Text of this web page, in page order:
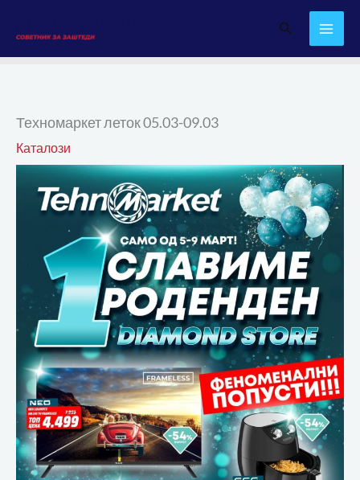
content
Search
Техномаркет леток 05.03-09.03
Каталози